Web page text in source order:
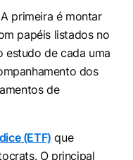
primeira é montar
papéis listados no
estudo de cada uma
dos
de
(ETF) que
O principal